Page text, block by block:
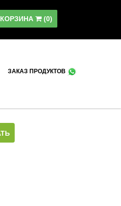
КОРЗИНА (0)
ЗАКАЗ ПРОДУКТОВ